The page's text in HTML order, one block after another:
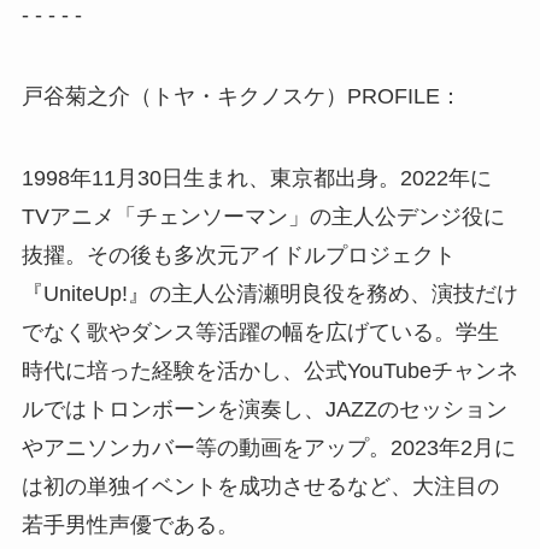
- - - - -
戸谷菊之介（トヤ・キクノスケ）PROFILE：
1998年11月30日生まれ、東京都出身。2022年に
TVアニメ「チェンソーマン」の主人公デンジ役に
抜擢。その後も多次元アイドルプロジェクト
『UniteUp!』の主人公清瀬明良役を務め、演技だけ
でなく歌やダンス等活躍の幅を広げている。学生
時代に培った経験を活かし、公式YouTubeチャンネ
ルではトロンボーンを演奏し、JAZZのセッション
やアニソンカバー等の動画をアップ。2023年2月に
は初の単独イベントを成功させるなど、大注目の
若手男性声優である。